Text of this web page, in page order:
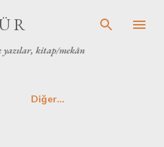
atla
R
yazılar, kitap/mekân
Diğer…